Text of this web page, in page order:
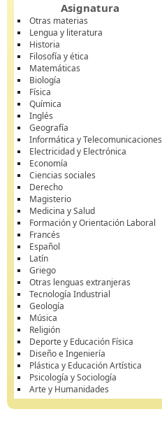
Asignatura
Otras materias
Lengua y literatura
Historia
Filosofía y ética
Matemáticas
Biología
Física
Química
Inglés
Geografía
Informática y Telecomunicaciones
Electricidad y Electrónica
Economía
Ciencias sociales
Derecho
Magisterio
Medicina y Salud
Formación y Orientación Laboral
Francés
Español
Latín
Griego
Otras lenguas extranjeras
Tecnología Industrial
Geología
Música
Religión
Deporte y Educación Física
Diseño e Ingeniería
Plástica y Educación Artística
Psicología y Sociología
Arte y Humanidades